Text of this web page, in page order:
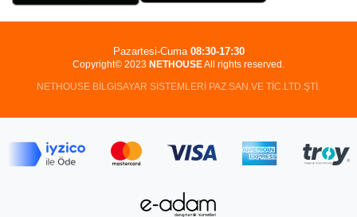
Copyright© 2023 NETHOUSEAll rights reserved.
NETHOUSE BİLGİSAYAR SİSTEMLERİ PAZ.SAN.VE TİC.LTD.ŞTİ.
Pazartesi-Cuma 08:30-17:30